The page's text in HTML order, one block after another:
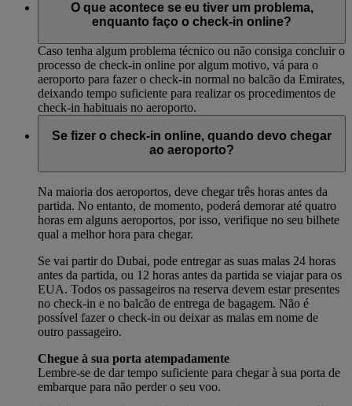
O que acontece se eu tiver um problema,
enquanto faço o check-in online?
Caso tenha algum problema técnico ou não consiga concluir o
processo de check-in online por algum motivo, vá para o
aeroporto para fazer o check-in normal no balcão da Emirates,
deixando tempo suficiente para realizar os procedimentos de
check-in habituais no aeroporto.
Se fizer o check-in online, quando devo chegar
ao aeroporto?
Na maioria dos aeroportos, deve chegar três horas antes da
partida. No entanto, de momento, poderá demorar até quatro
horas em alguns aeroportos, por isso, verifique no seu bilhete
qual a melhor hora para chegar.
Se vai partir do Dubai, pode entregar as suas malas 24 horas
antes da partida, ou 12 horas antes da partida se viajar para os
EUA. Todos os passageiros na reserva devem estar presentes
no check-in e no balcão de entrega de bagagem. Não é
possível fazer o check-in ou deixar as malas em nome de
outro passageiro.
Chegue à sua porta atempadamente
Lembre-se de dar tempo suficiente para chegar à sua porta de
embarque para não perder o seu voo.